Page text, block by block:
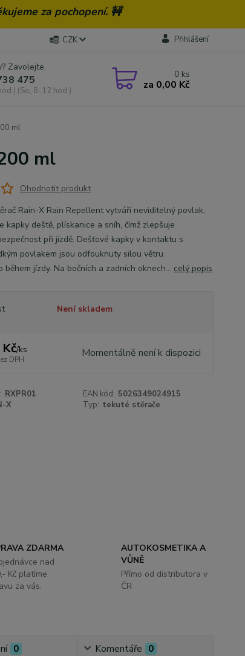
za pochopení. 🚧
CZK Přihlášení
Zavolejte.
475
(So, 8-12 hod.)
0 ks
za 0,00 Kč
ml
ml
Ohodnotit produkt
Rain-X Rain Repellent vytváří neviditelný povlak,
kapky deště, plískanice a sníh, čímž zlepšuje
při jízdě. Dešťové kapky v kontaktu s
povlakem jsou odfouknuty silou větru
během jízdy. Na bočních a zadních oknech... celý popis
Není skladem
/ks
DPH Momentálně není k dispozici
RXPR01 EAN kód: 5026349024915
X Typ: tekuté stěrače
ZDARMA
nad
Kč platíme
za vás.
AUTOKOSMETIKA A
VŮNĚ
Přímo od distributora v
ČR
0 Komentáře 0